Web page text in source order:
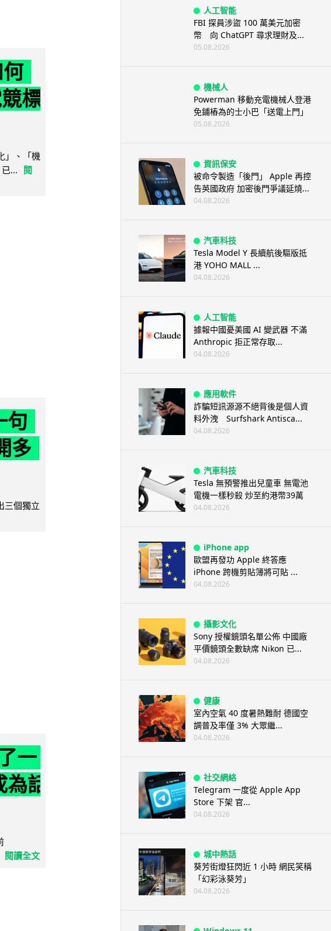
標
」、「機
...
閱
句
多
三個獨立
一
話
閱讀全文
人工智能
FBI 探員涉盜 100 萬美元加密
幣 向 ChatGPT 尋求理財及...
05.08.2026
機械人
Powerman 移動充電機械人登港
免鋪樁為的士小巴「送電上門」
05.08.2026
資訊保安
被命令製造「後門」 Apple 再控
告英國政府 加密後門爭議延燒...
04.08.2026
汽車科技
Tesla Model Y 長續航後驅版抵
港 YOHO MALL ...
04.08.2026
人工智能
據報中國憂美國 AI 變武器 不滿
Anthropic 拒正常存取...
04.08.2026
應用軟件
詐騙短訊源源不絕背後是個人資
料外洩 Surfshark Antisca...
04.08.2026
汽車科技
Tesla 無預警推出兒童車 無電池
電機一樣秒殺 炒至約港幣39萬
04.08.2026
iPhone app
歐盟再發功 Apple 終答應
iPhone 跨機剪貼簿將可貼 ...
04.08.2026
攝影文化
Sony 授權鏡頭名單公佈 中國廠
平價鏡頭全數缺席 Nikon 已...
04.08.2026
健康
室內空氣 40 度暑熱難耐 德國空
調普及率僅 3% 大眾繼...
04.08.2026
社交網絡
Telegram 一度從 Apple App
Store 下架 官...
04.08.2026
城中熱話
葵芳街燈狂閃近 1 小時 網民笑稱
「幻彩泳葵芳」
04.08.2026